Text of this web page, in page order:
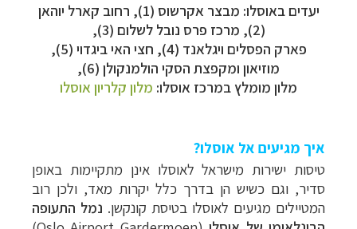
יעדים באוסלו: מבצר אקרשוס (1), רחוב קארל יוהאן
(2), מרכז פרס נובל לשלום (3),
פארק הפסלים ויגלאנד (4), חצי האי ביגדוי (5),
מוזיאון ומקפצת הסקי הולמנקולן (6),
מלון מומלץ במרכז אוסלו: מלון קלריון אוסלו
איך מגיעים אל אוסלו?
טיסות ישירות מישראל לאוסלו אינן מתקיימות באופן
סדיר, וגם כשיש הן בדרך כלל יקרות מאד, ולכן רוב
המטיילים מגיעים לאוסלו בטיסת קונקשן. נמל התעופה